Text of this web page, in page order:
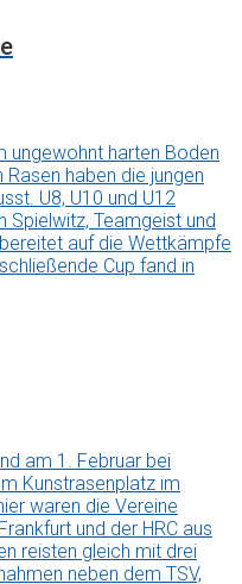
ungewohnt harten Boden
haben die jungen
U8, U10 und U12
Spielwitz, Teamgeist und
auf die Wettkämpfe
Cup fand in
am 1. Februar bei
Kunstrasenplatz im
waren die Vereine
und der HRC aus
reisten gleich mit drei
neben dem TSV,